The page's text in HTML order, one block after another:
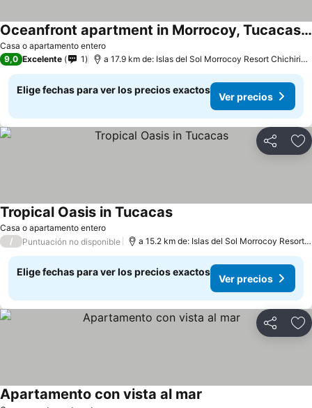
Casa o apartamento entero
Oceanfront apartment in Morrocoy, Tucacas, PB
9,0 Excelente 1 a 17.9 km de: Islas del Sol Morrocoy Resort Chichiriviche
Elige fechas para ver los precios exactos
Ver precios
Compartir
Casa o apartamento entero
Tropical Oasis in Tucacas
/ Puntuación no disponible a 15.2 km de: Islas del Sol Morrocoy Resort Chichiriviche
Elige fechas para ver los precios exactos
Ver precios
Compartir
Apartamento con vista al mar